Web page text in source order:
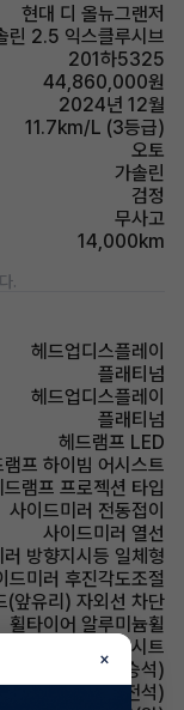
현대 디 올뉴그랜저
린 2.5 익스클루시브
201하5325
44,860,000원
2024년 12월
11.7km/L (3등급)
오토
가솔린
검정
무사고
14,000km
.
헤드업디스플레이
플래티넘
헤드업디스플레이
플래티넘
헤드램프 LED
램프 하이빔 어시스트
드램프 프로젝션 타입
사이드미러 전동접이
사이드미러 열선
방향지시등 일체형
드미러 후진각도조절
(앞유리) 자외선 차단
휠타이어 알루미늄휠
시트 가죽시트
시트 전동시트(동승석)
트 전동시트(운전석)
×